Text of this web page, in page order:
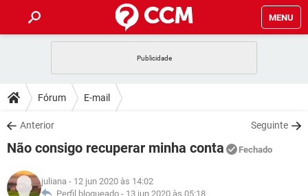
MENU
CELULAR
OUTLOOK
INSTAGRAM GMAIL
GUIA DE COMPRAS
DICAS
JOGOS
INSTAGRAM
DOWNLOADS
JOGOS WHATSAPP
CELULAR
JOGOS
GLOSSÁRIO
Fórum E-mail
Anterior Seguinte
Não consigo recuperar minha conta Fechado
juliana - 12 jun 2020 às 14:02
Perfil bloqueado - 13 jun 2020 às 05:18